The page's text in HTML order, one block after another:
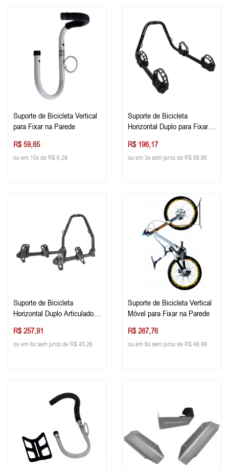
Suporte de Bicicleta Vertical
para Fixar na Parede
R$ 59,65
ou em 10x de R$ 6,28
Suporte de Bicicleta
Horizontal Duplo para Fixar
R$ 196,17
ou em 3x sem juros de R$ 68,86
Suporte de Bicicleta
Horizontal Duplo Articulado
R$ 257,91
ou em 6x sem juros de R$ 45,26
Suporte de Bicicleta Vertical
Móvel para Fixar na Parede
R$ 267,76
ou em 6x sem juros de R$ 46,99